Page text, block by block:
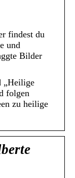
findest du
und
Bilder
„Heilige
folgen
zu heilige